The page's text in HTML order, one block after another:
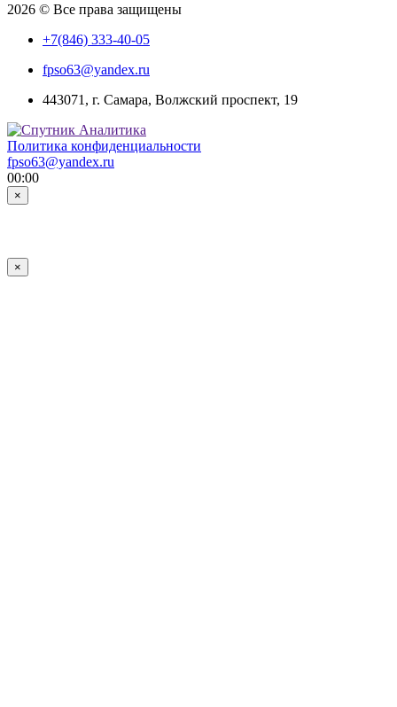
2026 © Все права защищены
+7(846) 333-40-05
fpso63@yandex.ru
443071, г. Самара, Волжский проспект, 19
Политика конфиденциальности
fpso63@yandex.ru
00:00
×
×